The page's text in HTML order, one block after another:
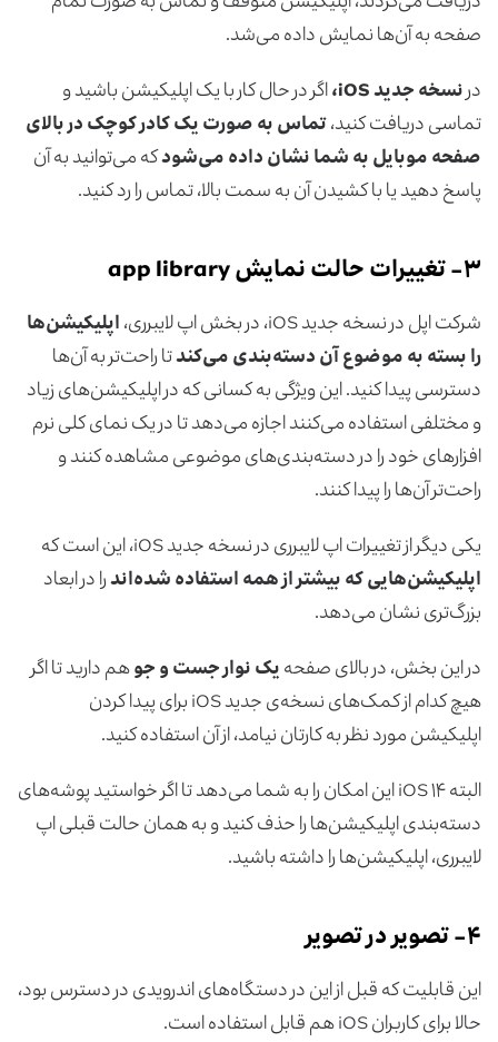
صفحه به آن‌ها نمایش داده می‌شد.
درنسخه جدیدiOS،اگر در حال کار با یک اپلیکیشن باشید و
تماسی دریافت کنید،تماس به صورت یک کادر کوچک در بالای
صفحه موبایل به شما نشان داده می‌شودکه می‌توانید به آن
پاسخ دهید یا با کشیدن آن به سمت بالا، تماس را رد کنید.
۳- تغییرات حالت نمایش app library
شرکت اپل در نسخه جدید iOS، در بخش اپ لایبرری،
اپلیکیشن‌ها
را بسته به موضوع آن دسته‌بندی می‌کندتا راحت‌تر به آن‌ها
دسترسی پیدا کنید. این ویژگی به کسانی که در اپلیکیشن‌های زیاد
و مختلفی استفاده می‌کنند اجازه می‌دهد تا در یک نمای کلی نرم
افزارهای خود را در دسته‌بندی‌های موضوعی مشاهده کنند و
راحت‌تر آن‌ها را پیدا کنند.
یکی دیگر از تغییرات اپ لایبرری در نسخه جدید iOS، این است که
اپلیکیشن‌هایی که بیشتر از همه استفاده شده‌اندرا در ابعاد
بزرگ‌تری نشان می‌دهد.
در این بخش، در بالای صفحهیک نوار جست و جوهم دارید تا اگر
هیچ کدام از کمک‌های نسخه‌ی جدید iOS برای پیدا کردن
اپلیکیشن مورد نظر به کارتان نیامد، از آن استفاده کنید.
البته iOS ۱۴ این امکان را به شما می‌دهد تا اگر خواستید پوشه‌های
دسته‌بندی اپلیکیشن‌ها را حذف کنید و به همان حالت قبلی اپ
لایبرری، اپلیکیشن‌ها را داشته باشید.
۴- تصویر در تصویر
این قابلیت که قبل از این در دستگاه‌های اندرویدی در دسترس بود،
حالا برای کاربران iOS هم قابل استفاده است.